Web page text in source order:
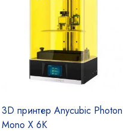
3D принтер Anycubic Photon
Mono X 6K